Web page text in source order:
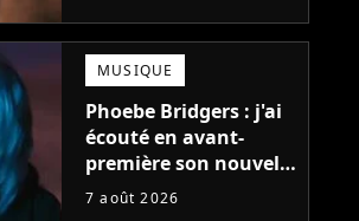
MUSIQUE
Phoebe Bridgers : j'ai
écouté en avant-
première son nouvel
album, c'est le bijou
7 août 2026